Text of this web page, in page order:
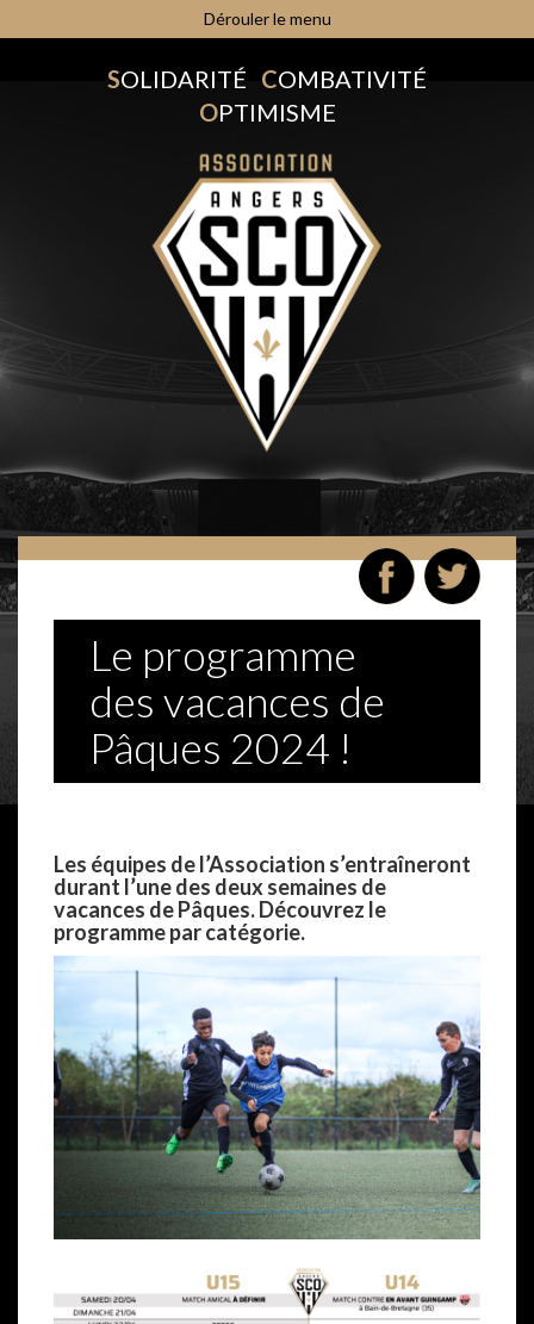
Dérouler le menu
SOLIDARITÉ COMBATIVITÉ
OPTIMISME
Le programme
des vacances de
Pâques 2024 !
Les équipes de l’Association s’entraîneront
durant l’une des deux semaines de
vacances de Pâques. Découvrez le
programme par catégorie.